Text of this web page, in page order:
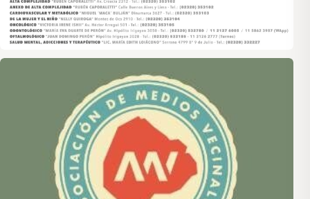
Asociación de Medios Vecinales